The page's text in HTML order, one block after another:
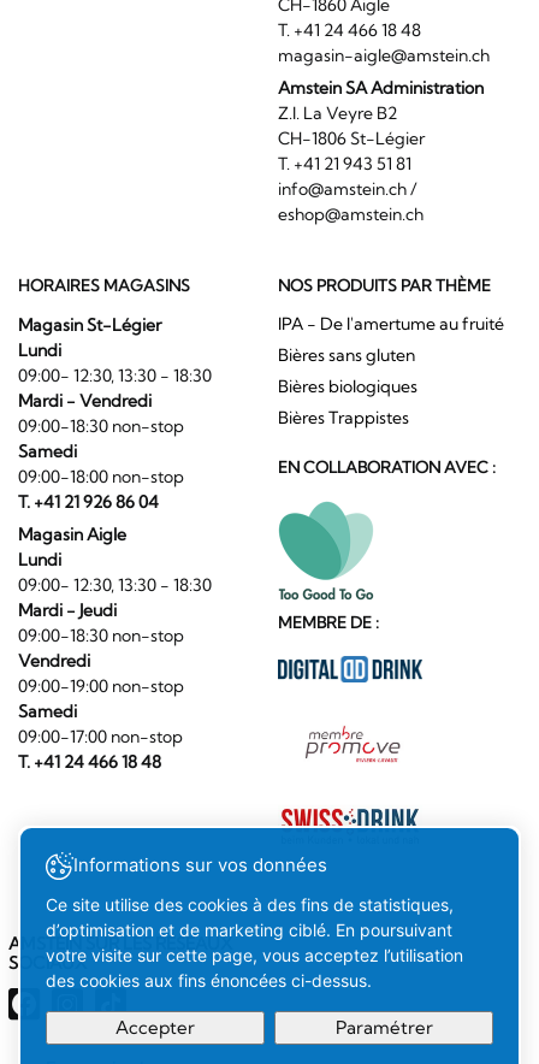
CH-1860 Aigle
T. +41 24 466 18 48
magasin-aigle@amstein.ch
Amstein SA Administration
Z.I. La Veyre B2
CH-1806 St-Légier
T. +41 21 943 51 81
info@amstein.ch/
eshop@amstein.ch
HORAIRES MAGASINS
Magasin St-Légier
Lundi
09:00- 12:30, 13:30 - 18:30
Mardi - Vendredi
09:00-18:30 non-stop
Samedi
09:00-18:00 non-stop
T. +41 21 926 86 04
Magasin Aigle
Lundi
09:00- 12:30, 13:30 - 18:30
Mardi - Jeudi
09:00-18:30 non-stop
Vendredi
09:00-19:00 non-stop
Samedi
09:00-17:00 non-stop
T. +41 24 466 18 48
NOS PRODUITS PAR THÈME
IPA - De l'amertume au fruité
Bières sans gluten
Bières biologiques
Bières Trappistes
EN COLLABORATION AVEC :
MEMBRE DE :
AMSTEIN SUR LES RÉSEAUX
SOCIAUX
Informations sur vos données
Ce site utilise des cookies à des fins de statistiques,
d’optimisation et de marketing ciblé. En poursuivant
votre visite sur cette page, vous acceptez l’utilisation
des cookies aux fins énoncées ci-dessus.
Accepter Paramétrer